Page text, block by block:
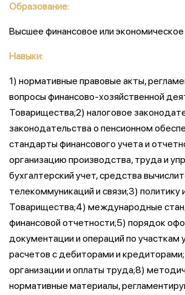
Образование:
Высшее финансовое или
Навыки:
1) нормативные правовые акты,
вопросы финансово-хозяйственной
Товарищества;2) налоговое
законодательства о пенсионном
стандарты финансового учета и
организацию производства, труда и
бухгалтерский учет, средства
телекоммуникаций и связи;3) политику
Товарищества;4) международные
финансовой отчетности;5) порядок
документации и операций по участкам
расчетов с дебиторами и
организации и оплаты труда;8)
нормативные материалы,